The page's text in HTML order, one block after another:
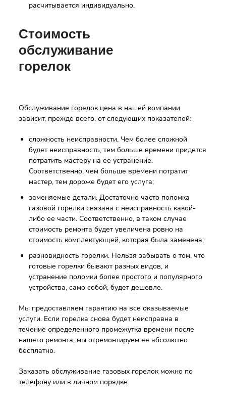
расчитывается индивидуально.
Стоимость
обслуживание
горелок
Обслуживание горелок цена в нашей компании
зависит, прежде всего, от следующих показателей:
сложность неисправности. Чем более сложной
будет неисправность, тем больше времени придется
потратить мастеру на ее устранение.
Соответственно, чем больше времени потратит
мастер, тем дороже будет его услуга;
заменяемые детали. Достаточно часто поломка
газовой горелки связана с неисправность какой-
либо ее части. Соответственно, в таком случае
стоимость ремонта будет увеличена ровно на
стоимость комплектующей, которая была заменена;
разновидность горелки. Нельзя забывать о том, что
готовые горелки бывают разных видов, и
устранение поломки более простого и популярного
устройства, само собой, будет дешевле.
Мы предоставляем гарантию на все оказываемые
услуги. Если горелка снова будет неисправна в
течение определенного промежутка времени после
нашего ремонта, мы отремонтируем ее абсолютно
бесплатно.
Заказать обслуживание газовых горелок можно по
телефону или в личном порядке.